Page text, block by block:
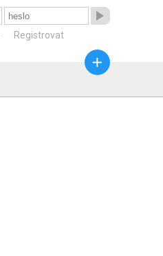

Registrovat
